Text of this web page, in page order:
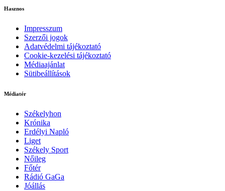
Hasznos
Impresszum
Szerzői jogok
Adatvédelmi tájékoztató
Cookie-kezelési tájékoztató
Médiaajánlat
Sütibeállítások
Médiatér
Székelyhon
Krónika
Erdélyi Napló
Liget
Székely Sport
Nőileg
Főtér
Rádió GaGa
Jóállás